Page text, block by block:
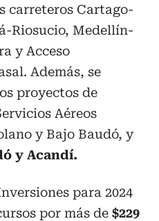
carreteros Cartago-
Riosucio, Medellín-
y Acceso
Además, se
proyectos de
Aéreos
y Bajo Baudó, y
y Acandí.
para 2024
por más de $229